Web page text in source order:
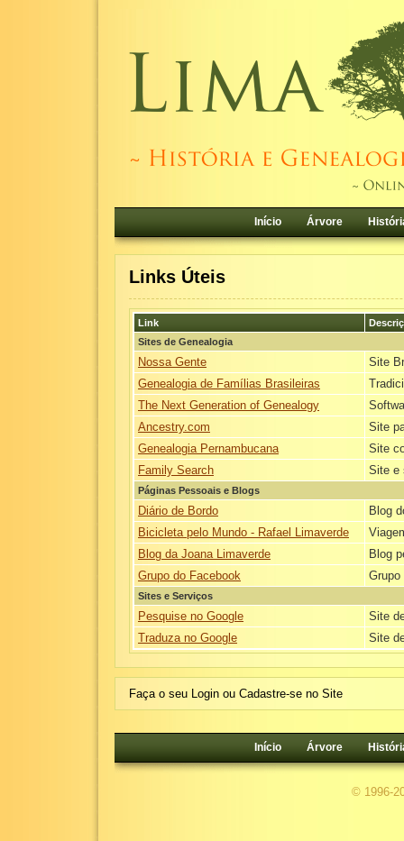
Início Árvore
Links Úteis
Link
Sites de Genealogia
Nossa Gente
Site
Genealogia de Famílias Brasileiras
The Next Generation of Genealogy
Ancestry.com
Site
Genealogia Pernambucana
Site
Family Search
Site e
Páginas Pessoais e Blogs
Diário de Bordo
Blog
Bicicleta pelo Mundo - Rafael Limaverde
Blog da Joana Limaverde
Blog
Grupo do Facebook
Grupo
Sites e Serviços
Pesquise no Google
Site
Traduza no Google
Site
Faça o seu Login ou Cadastre-se no Site
Início Árvore
© 1996-